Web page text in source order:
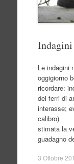
Le indagini
oggigiorno
ricordare:
dei ferri di
interasse;
calibro)
stimata la
guadagno
3 Ottobre